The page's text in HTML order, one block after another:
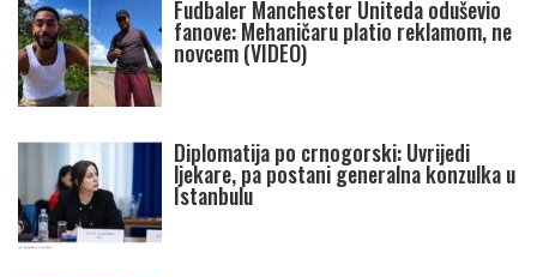
Fudbaler Manchester Uniteda oduševio
fanove: Mehaničaru platio reklamom, ne
novcem (VIDEO)
Diplomatija po crnogorski: Uvrijedi
ljekare, pa postani generalna konzulka u
Istanbulu